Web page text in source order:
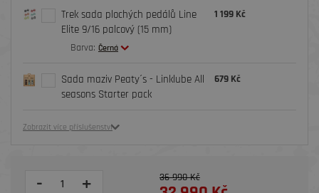
Trek sada plochých pedálů Line
Elite 9/16 palcový (15 mm)
Barva: Černá
1 199 Kč
Sada maziv Peaty´s - Linklube All
seasons Starter pack
679 Kč
Zobrazit více příslušenství
- + 36 990 Kč